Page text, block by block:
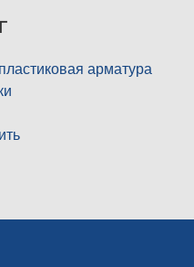
арматура